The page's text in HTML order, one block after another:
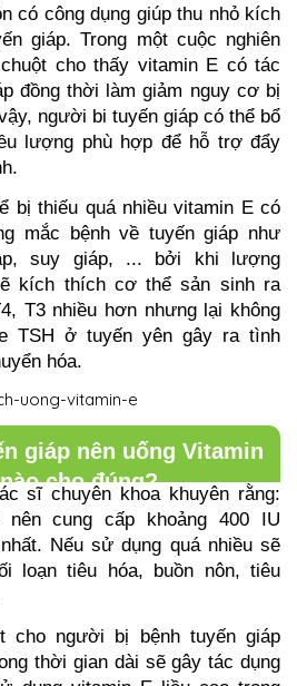
có công dụng giúp thu nhỏ kích
giáp. Trong một cuộc nghiên
cho thấy vitamin E có tác
đồng thời làm giảm nguy cơ bị
người bi tuyến giáp có thể bổ
lượng phù hợp để hỗ trợ đẩy
bị thiếu quá nhiều vitamin E có
mắc bệnh về tuyến giáp như
suy giáp, ... bởi khi lượng
kích thích cơ thể sản sinh ra
T3 nhiều hơn nhưng lại không
TSH ở tuyến yên gây ra tình
hóa.
giáp nên uống Vitamin
cho đúng?
sĩ chuyên khoa khuyên rằng:
cung cấp khoảng 400 IU
Nếu sử dụng quá nhiều sẽ
loạn tiêu hóa, buồn nôn, tiêu
cho người bị bệnh tuyến giáp
thời gian dài sẽ gây tác dụng